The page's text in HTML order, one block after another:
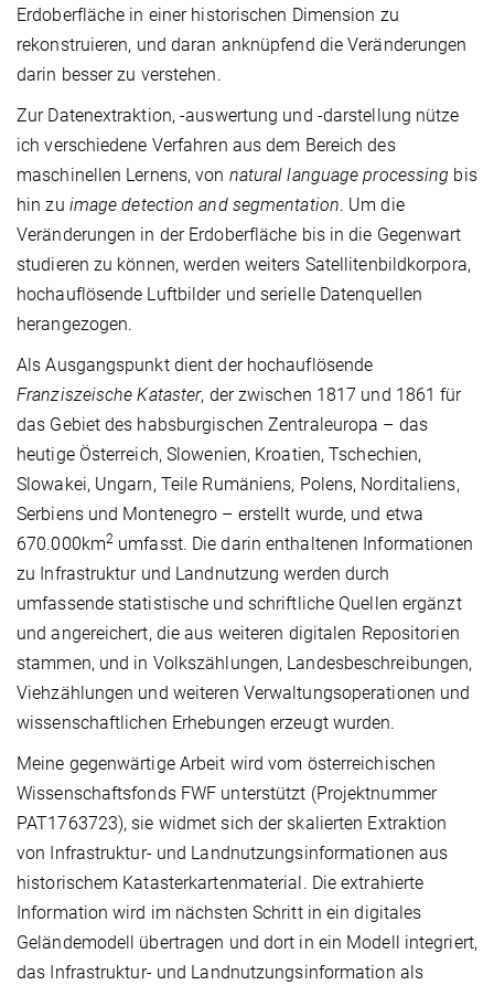
Erdoberfläche in einer historischen Dimension zu
rekonstruieren, und daran anknüpfend die Veränderungen
darin besser zu verstehen.
Zur Datenextraktion, -auswertung und -darstellung nütze
ich verschiedene Verfahren aus dem Bereich des
maschinellen Lernens, von natural language processing bis
hin zu image detection and segmentation. Um die
Veränderungen in der Erdoberfläche bis in die Gegenwart
studieren zu können, werden weiters Satellitenbildkorpora,
hochauflösende Luftbilder und serielle Datenquellen
herangezogen.
Als Ausgangspunkt dient der hochauflösende
Franziszeische Kataster, der zwischen 1817 und 1861 für
das Gebiet des habsburgischen Zentraleuropa – das
heutige Österreich, Slowenien, Kroatien, Tschechien,
Slowakei, Ungarn, Teile Rumäniens, Polens, Norditaliens,
Serbiens und Montenegro – erstellt wurde, und etwa
670.000km2 umfasst. Die darin enthaltenen Informationen
zu Infrastruktur und Landnutzung werden durch
umfassende statistische und schriftliche Quellen ergänzt
und angereichert, die aus weiteren digitalen Repositorien
stammen, und in Volkszählungen, Landesbeschreibungen,
Viehzählungen und weiteren Verwaltungsoperationen und
wissenschaftlichen Erhebungen erzeugt wurden.
Meine gegenwärtige Arbeit wird vom österreichischen
Wissenschaftsfonds FWF unterstützt (Projektnummer
PAT1763723), sie widmet sich der skalierten Extraktion
von Infrastruktur- und Landnutzungsinformationen aus
historischem Katasterkartenmaterial. Die extrahierte
Information wird im nächsten Schritt in ein digitales
Geländemodell übertragen und dort in ein Modell integriert,
das Infrastruktur- und Landnutzungsinformation als